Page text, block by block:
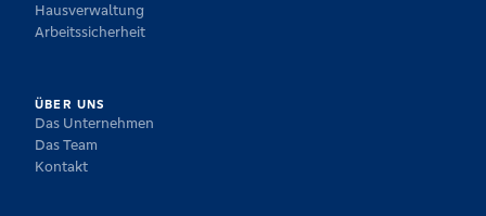
Hausverwaltung
Arbeitssicherheit
ÜBER UNS
Das Unternehmen
Das Team
Kontakt